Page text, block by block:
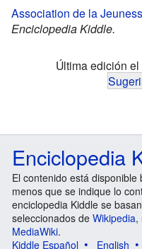
Association de la
Enciclopedia Kiddle.
Última edición
Enciclopedia
El contenido está disponible
menos que se indique lo
enciclopedia Kiddle se
seleccionados de Wikipedia,
MediaWiki.
Kiddle Español
English